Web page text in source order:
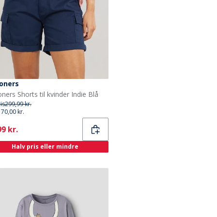
Shorts til kvinder Indie Blå
299,99 kr.
kr.
kr.
Halv pris eller mindre